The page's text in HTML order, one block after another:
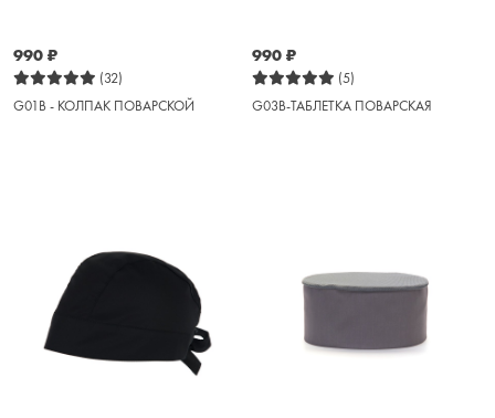
990 ₽
(32)
G01B - КОЛПАК ПОВАРСКОЙ
990 ₽
(5)
G03B-ТАБЛЕТКА ПОВАРСКАЯ